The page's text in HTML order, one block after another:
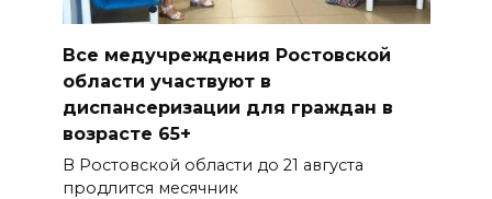
Все медучреждения Ростовской
области участвуют в
диспансеризации для граждан в
возрасте 65+
В Ростовской области до 21 августа
продлится месячник